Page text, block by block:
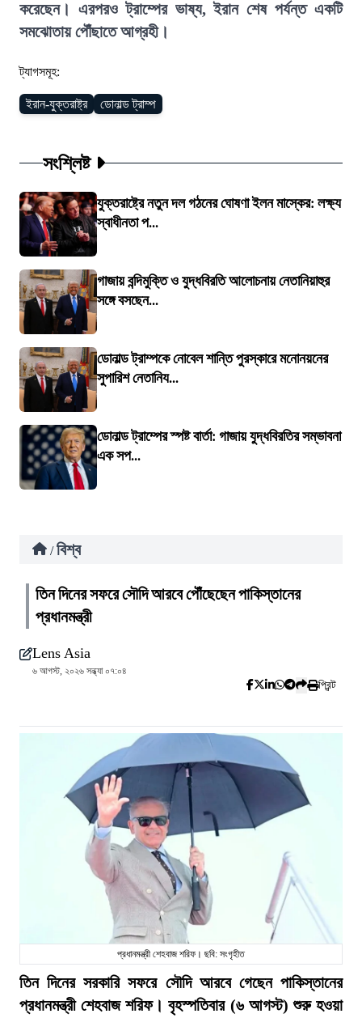
করেছেন। এরপরও ট্রাম্পের ভাষ্য, ইরান শেষ পর্যন্ত একটি
সমঝোতায় পৌঁছাতে আগ্রহী।
ট্যাগসমূহ:
ইরান-যুক্তরাষ্ট্র ডোনাল্ড ট্রাম্প
সংশ্লিষ্ট
যুক্তরাষ্ট্রে নতুন দল গঠনের ঘোষণা ইলন মাস্কের: লক্ষ্য
স্বাধীনতা প...
গাজায় বন্দিমুক্তি ও যুদ্ধবিরতি আলোচনায় নেতানিয়াহুর
সঙ্গে বসছেন...
ডোনাল্ড ট্রাম্পকে নোবেল শান্তি পুরস্কারে মনোনয়নের
সুপারিশ নেতানিয...
ডোনাল্ড ট্রাম্পের স্পষ্ট বার্তা: গাজায় যুদ্ধবিরতির সম্ভাবনা
এক সপ...
/ বিশ্ব
তিন দিনের সফরে সৌদি আরবে পৌঁছেছেন পাকিস্তানের
প্রধানমন্ত্রী
Lens Asia
৬ আগস্ট, ২০২৬ সন্ধ্যা ০৭:০৪
প্রিন্ট
প্রধানমন্ত্রী শেহবাজ শরিফ। ছবি: সংগৃহীত
তিন দিনের সরকারি সফরে সৌদি আরবে গেছেন পাকিস্তানের
প্রধানমন্ত্রী শেহবাজ শরিফ। বৃহস্পতিবার (৬ আগস্ট) শুরু হওয়া